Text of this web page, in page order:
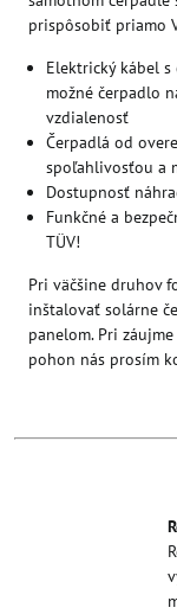
prispôsobiť priamo
Elektrický kábel
možné čerpadlo
vzdialenosť
Čerpadlá od
spoľahlivosťou a
Dostupnosť
Funkčné a
TÜV!
Pri väčšine druhov
inštalovať solárne
panelom. Pri
pohon nás prosím